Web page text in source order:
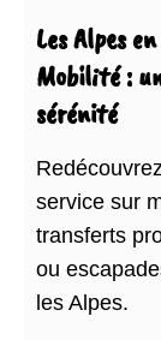
Les Alpes
Mobilité :
sérénité
service sur
transferts
ou
les Alpes.